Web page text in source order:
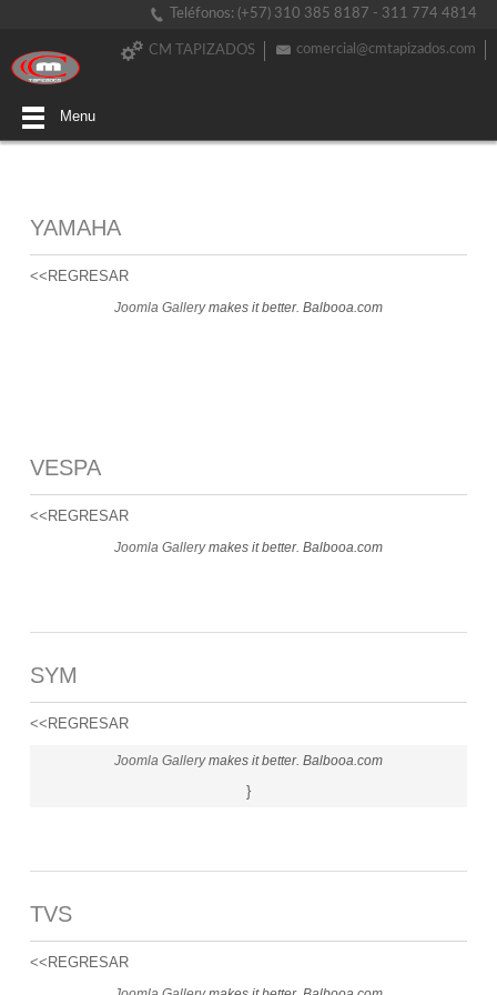
Teléfonos: (+57) 310 385 8187 - 311 774 4814
comercial@cmtapizados.com
CM TAPIZADOS
Menu
YAMAHA
<<REGRESAR
Joomla Gallerymakes it better. Balbooa.com
VESPA
<<REGRESAR
Joomla Gallerymakes it better. Balbooa.com
SYM
<<REGRESAR
Joomla Gallerymakes it better. Balbooa.com
}
TVS
<<REGRESAR